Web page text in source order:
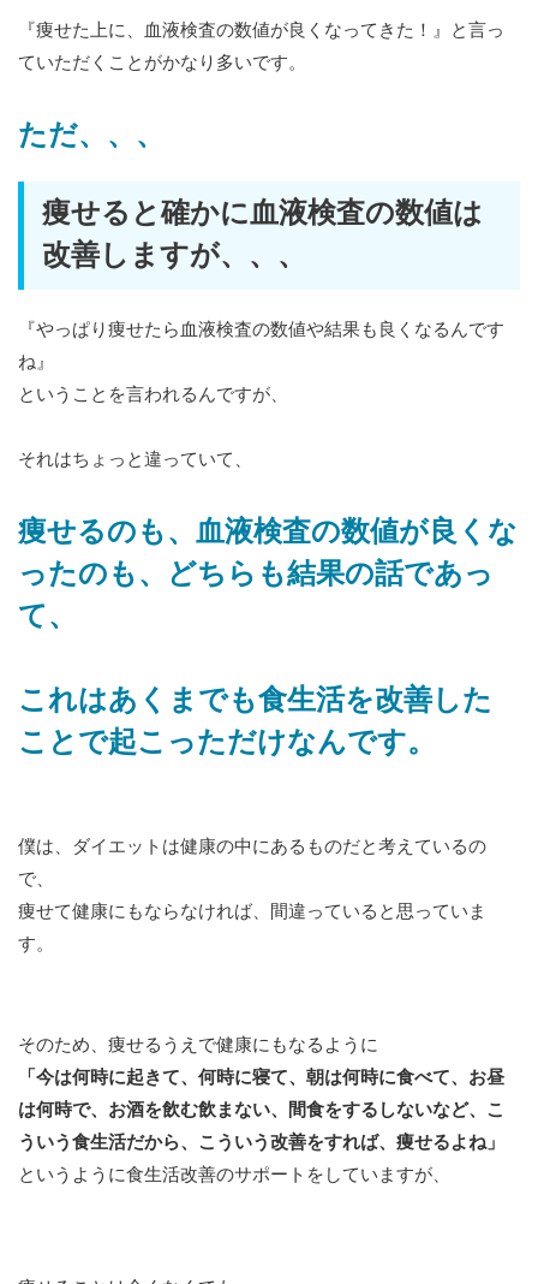
『痩せた上に、血液検査の数値が良くなってきた！』と言っ
ていただくことがかなり多いです。
ただ、、、
痩せると確かに血液検査の数値は
改善しますが、、、
『やっぱり痩せたら血液検査の数値や結果も良くなるんです
ね』
ということを言われるんですが、
それはちょっと違っていて、
痩せるのも、血液検査の数値が良くな
ったのも、どちらも結果の話であっ
て、
これはあくまでも食生活を改善した
ことで起こっただけなんです。
僕は、ダイエットは健康の中にあるものだと考えているの
で、
痩せて健康にもならなければ、間違っていると思っていま
す。
そのため、痩せるうえで健康にもなるように
「今は何時に起きて、何時に寝て、朝は何時に食べて、お昼
は何時で、お酒を飲む飲まない、間食をするしないなど、こ
ういう食生活だから、こういう改善をすれば、痩せるよね」
というように食生活改善のサポートをしていますが、